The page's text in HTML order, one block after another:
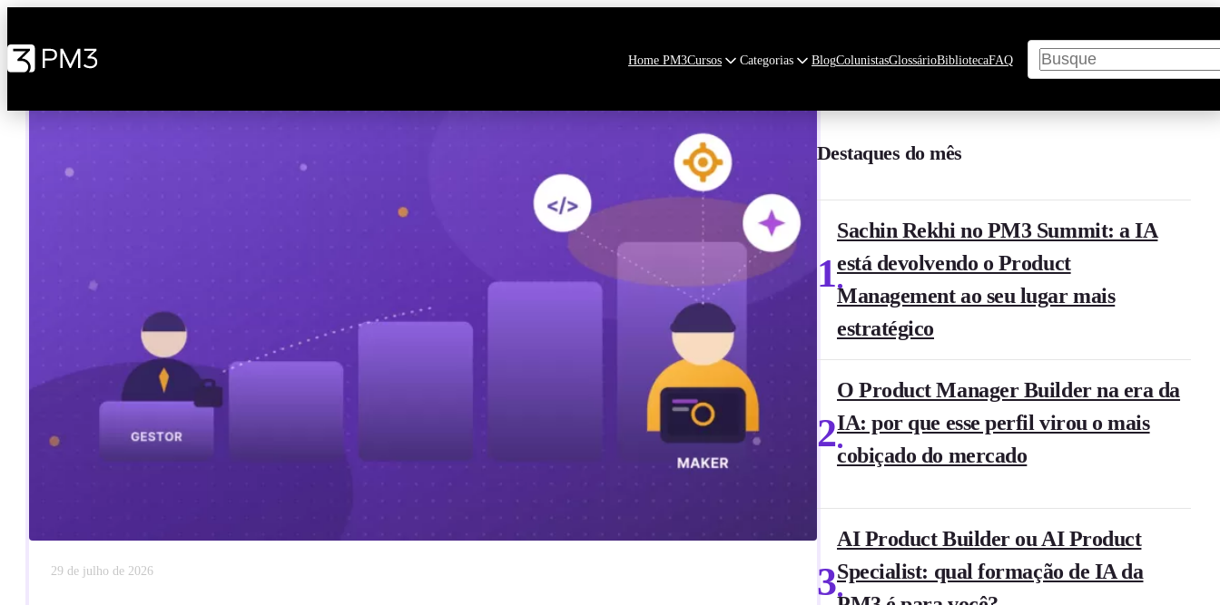
Home PM3Cursos Categorias BlogColunistasGlossárioBibliotecaFAQ
Pesquisar
29 de julho de 2026
Destaques do mês
1
Sachin Rekhi no PM3 Summit: a IA
está devolvendo o Product
Management ao seu lugar mais
estratégico
2
O Product Manager Builder na era da
IA: por que esse perfil virou o mais
cobiçado do mercado
3
AI Product Builder ou AI Product
Specialist: qual formação de IA da